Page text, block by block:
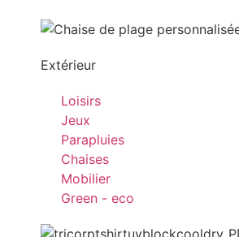
Extérieur
Loisirs
Jeux
Parapluies
Chaises
Mobilier
Green - eco